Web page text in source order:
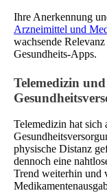
Ihre Anerkennung
Arzneimittel und
wachsende
Gesundheits-Apps.
Telemedizin
Telemedizin hat sich
physische Distanz
dennoch eine
Trend weiterhin und